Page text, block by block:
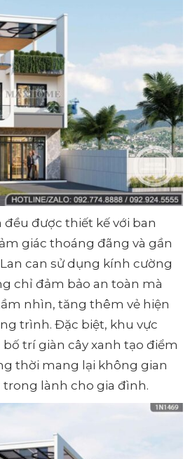
được thiết kế với ban
giác thoáng đãng và gần
can sử dụng kính cường
chỉ đảm bảo an toàn mà
nhìn, tăng thêm vẻ hiện
trình. Đặc biệt, khu vực
trí giàn cây xanh tạo điểm
thời mang lại không gian
lành cho gia đình.